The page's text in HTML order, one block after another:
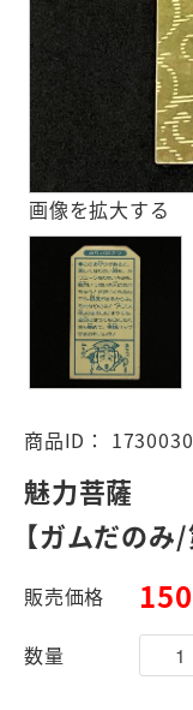
画像を拡大する
商品ID：
魅力菩薩
【ガムだのみ/
販売価格
数量